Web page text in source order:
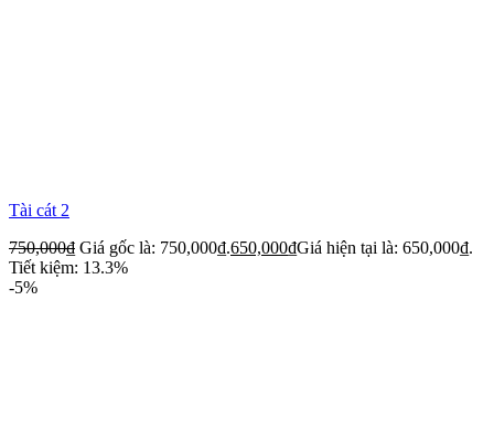
Tài cát 2
750,000₫ Giá gốc là: 750,000₫.650,000₫Giá hiện tại là: 650,000₫.
Tiết kiệm: 13.3%
-5%